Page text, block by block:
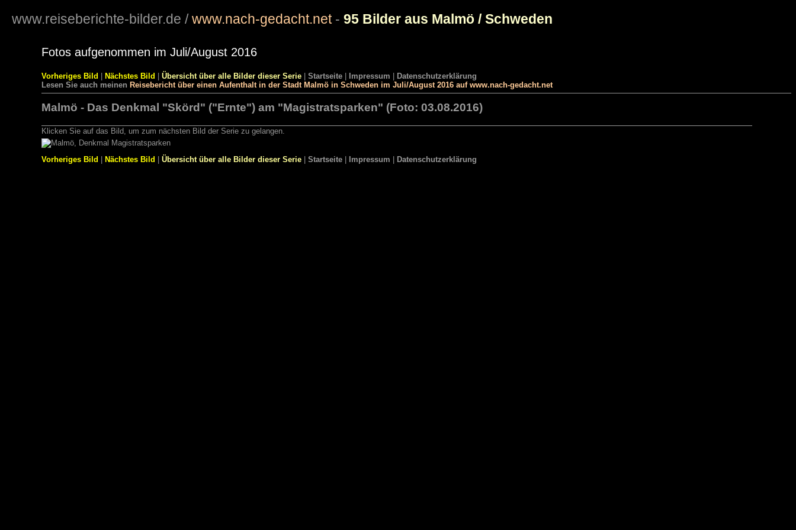
www.reiseberichte-bilder.de /www.nach-gedacht.net- 95 Bilder aus Malmö / Schweden
Fotos aufgenommen im Juli/August 2016
Vorheriges Bild | Nächstes Bild | Übersicht über alle Bilder dieser Serie | Startseite | Impressum | Datenschutzerklärung
Lesen Sie auch meinen Reisebericht über einen Aufenthalt in der Stadt Malmö in Schweden im Juli/August 2016 auf www.nach-gedacht.net
Malmö - Das Denkmal "Skörd" ("Ernte") am "Magistratsparken" (Foto: 03.08.2016)
Klicken Sie auf das Bild, um zum nächsten Bild der Serie zu gelangen.
Vorheriges Bild Nächstes Bild Übersicht über alle Bilder dieser Serie Startseite Impressum Datenschutzerklärung